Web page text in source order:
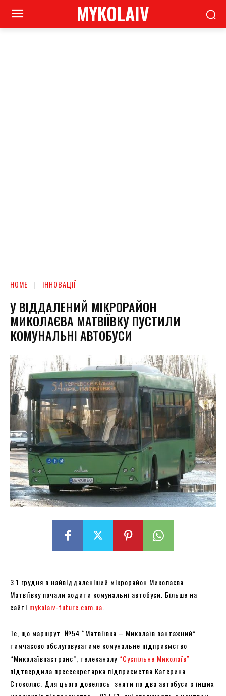
MYKOLAIV
HOME ІННОВАЦІЇ
У ВІДДАЛЕНИЙ МІКРОРАЙОН
МИКОЛАЄВА МАТВІЇВКУ ПУСТИЛИ
КОМУНАЛЬНІ АВТОБУСИ
З 1 грудня в найвіддаленіший мікрорайон Миколаєва
Матвіївку почали ходити комунальні автобуси. Більше на
сайті mykolaiv-future.com.ua
Те, що маршрут №54 “Матвіївка – Миколаїв вантажний”
тимчасово обслуговуватиме комунальне підприємство
“Миколаївпастранс”, телеканалу “Суспільне Миколаїв”
підтвердила прессекретарка підприємства Катерина
Стоколяс. Для цього довелось зняти по два автобуси з інших